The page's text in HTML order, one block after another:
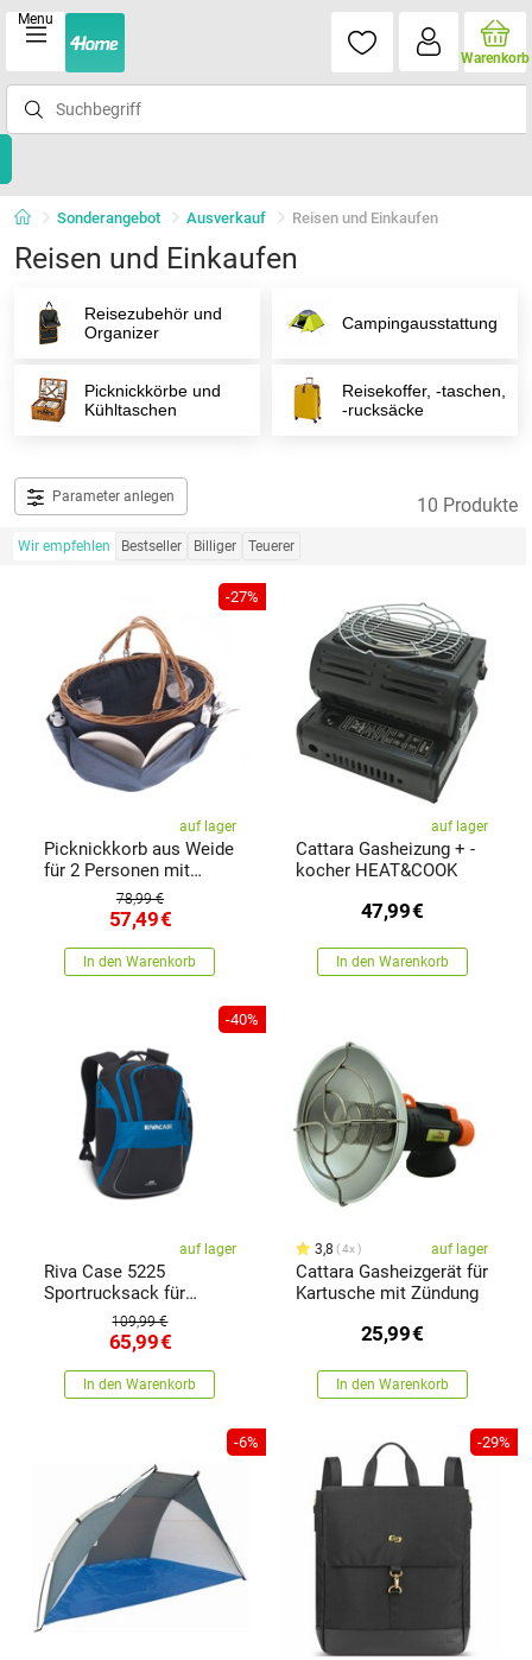
Menu
Warenkorb
Sonderangebot Ausverkauf Reisen und Einkaufen
Reisen und Einkaufen
Reisezubehör und
Organizer
Campingausstattung
Picknickkörbe und
Kühltaschen
Reisekoffer, -taschen,
-rucksäcke
Parameter anlegen 10 Produkte
Wir empfehlen Bestseller Billiger Teuerer
-27%
auf lager
Picknickkorb aus Weide
für 2 Personen mit
Thermobox, 40 x 30 x 21
cm, 2,17 kg
78,99 €
57,49€
In den Warenkorb
auf lager
Cattara Gasheizung + -
kocher HEAT&COOK
47,99€
In den Warenkorb
-40%
auf lager
Riva Case 5225
Sportrucksack für
Laptop 15,6", blau-
schwarz, 20 l
109,99 €
65,99€
In den Warenkorb
3,8 4x auf lager
Cattara Gasheizgerät für
Kartusche mit Zündung
25,99€
In den Warenkorb
-6% -29%